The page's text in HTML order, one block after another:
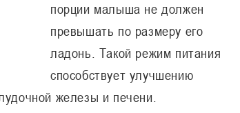
порции малыша не должен
превышать по размеру его
ладонь. Такой режим питания
способствует улучшению
железы и печени.